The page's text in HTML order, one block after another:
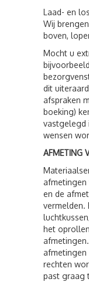
Laad- en
Wij
boven,
Mocht u
dit
afspraken
boeking)
vastgelegd
wensen
AFMETING
afmetingen
en de
vermelden.
het
afmetingen
rechten
past graag